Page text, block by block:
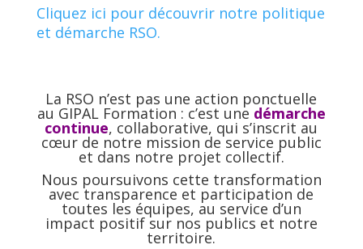
Cliquez ici pour découvrir notre politique
et démarche RSO.
La RSO n’est pas une action ponctuelle
au GIPAL Formation : c’est une démarche
continue, collaborative, qui s’inscrit au
cœur de notre mission de service public
et dans notre projet collectif.
Nous poursuivons cette transformation
avec transparence et participation de
toutes les équipes, au service d’un
impact positif sur nos publics et notre
territoire.